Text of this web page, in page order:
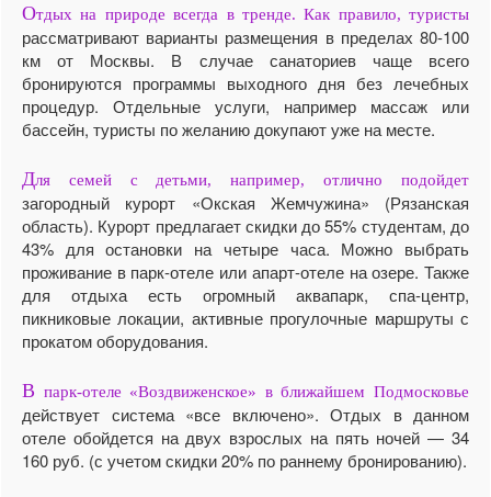
Отдых на природе всегда в тренде. Как правило, туристы
рассматривают варианты размещения в пределах 80-100
км от Москвы. В случае санаториев чаще всего
бронируются программы выходного дня без лечебных
процедур. Отдельные услуги, например массаж или
бассейн, туристы по желанию докупают уже на месте.
Для семей с детьми, например, отлично подойдет
загородный курорт «Окская Жемчужина» (Рязанская
область). Курорт предлагает скидки до 55% студентам, до
43% для остановки на четыре часа. Можно выбрать
проживание в парк-отеле или апарт-отеле на озере. Также
для отдыха есть огромный аквапарк, спа-центр,
пикниковые локации, активные прогулочные маршруты с
прокатом оборудования.
В парк-отеле «Воздвиженское» в ближайшем Подмосковье
действует система «все включено». Отдых в данном
отеле обойдется на двух взрослых на пять ночей — 34
160 руб. (с учетом скидки 20% по раннему бронированию).